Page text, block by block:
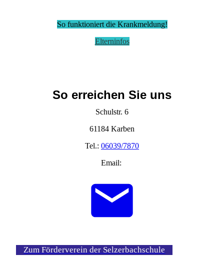
So funktioniert die Krankmeldung!
Elterninfos
So erreichen Sie uns
Schulstr. 6
61184 Karben
Tel.: 06039/7870
Email:
Zum Förderverein der Selzerbachschule